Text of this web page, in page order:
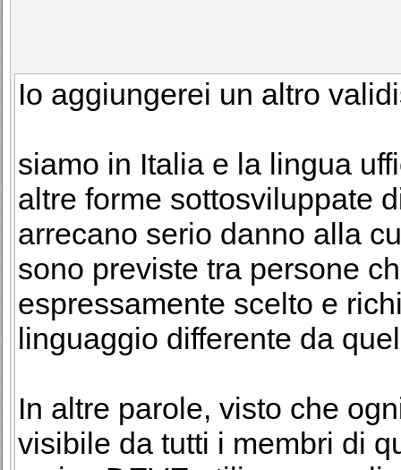
Io aggiungerei un altro
siamo in Italia e la lingua
altre forme sottosviluppate
arrecano serio danno alla
sono previste tra persone
espressamente scelto e
linguaggio differente da
In altre parole, visto che
visibile da tutti i membri di